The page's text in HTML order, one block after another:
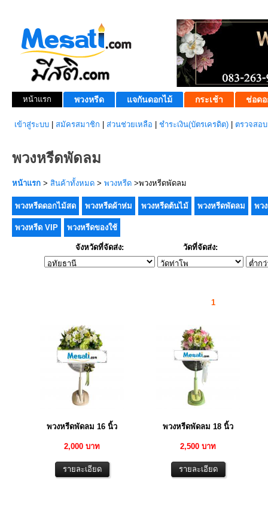
หน้าแรก พวงหรีด แจกันดอกไม้ กระเช้า ช่อดอ
เข้าสู่ระบบ สมัครสมาชิก ส่วนช่วยเหลือ ชำระเงิน(บัตรเครดิต) ตรวจสอ
พวงหรีดพัดลม
หน้าแรก > สินค้าทั้งหมด > พวงหรีด >พวงหรีดพัดลม
พวงหรีดดอกไม้สด พวงหรีดผ้าห่ม พวงหรีดต้นไม้ พวงหรีดพัดลม พว
พวงหรีด VIP พวงหรีดของใช้
จังหวัดที่จัดส่ง: วัดที่จัดส่ง:
1
พวงหรีดพัดลม 16 นิ้ว
2,000 บาท
พวงหรีดพัดลม 18 นิ้ว
2,500 บาท